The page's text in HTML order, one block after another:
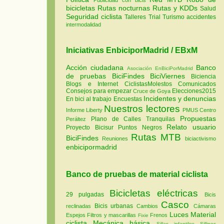
bicicletas Rutas nocturnas Rutas y KDDs Salud
Seguridad ciclistaTalleres Trial Turismoaccidentes
intermodalidad
Iniciativas EnbiciporMadrid / EBxM
Acción ciudadana Asociación EnBiciPorMadrid
Banco
de pruebas
BiciFindes BiciViernes
Biciencia
Blogs e Internet
CiclistasMolestos
Comunicados
Consejos para empezar Cruce de Goya Elecciones2015
En bici al trabajo Encuestas Incidentes y denuncias
Informe Liberty Nuestros lectores
PMUS Centro
Peráltez
Plano de Calles Tranquilas Propuestas
Proyecto Bicisur Puntos Negros
Relato usuario
BiciFindes
Reuniones Rutas MTB biciactivismo
enbicipormadrid
Banco de pruebas de material ciclista
29 pulgadas Bicicletas eléctricas
Bicis
reclinadas
Bicis urbanas Cambios Casco
Cámaras
Espejos Filtros y mascarillas Fixie Frenos Luces Material